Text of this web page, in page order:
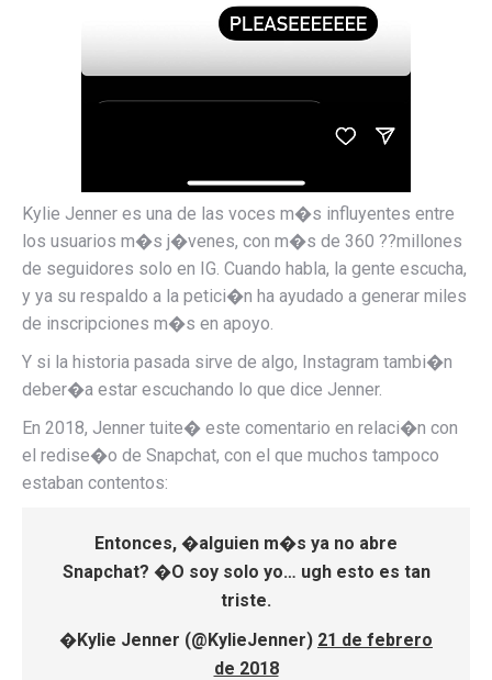
Kylie Jenner es una de las voces m�s influyentes entre
los usuarios m�s j�venes, con m�s de 360 ??millones
de seguidores solo en IG. Cuando habla, la gente escucha,
y ya su respaldo a la petici�n ha ayudado a generar miles
de inscripciones m�s en apoyo.
Y si la historia pasada sirve de algo, Instagram tambi�n
deber�a estar escuchando lo que dice Jenner.
En 2018, Jenner tuite� este comentario en relaci�n con
el redise�o de Snapchat, con el que muchos tampoco
estaban contentos:
Entonces, �alguien m�s ya no abre
Snapchat? �O soy solo yo… ugh esto es tan
triste.
�Kylie Jenner (@KylieJenner) 21 de febrero
de 2018